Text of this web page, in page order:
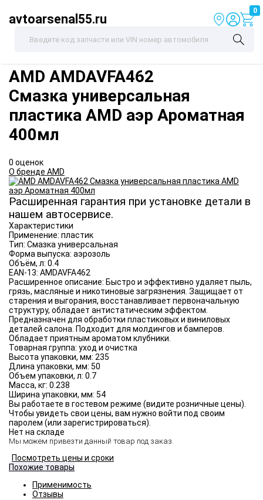
avtoarsenal55.ru
0
AMD AMDAVFA462
Смазка универсальная
пластика AMD аэр Ароматная
400мл
0 оценок
О бренде AMD
Расширенная гарантия при установке детали в
нашем автосервисе.
Характеристики
Применение: пластик
Тип: Смазка универсальная
Форма выпуска: аэрозоль
Объём, л: 0.4
EAN-13: AMDAVFA462
Расширенное описание: Быстро и эффективно удаляет пыль,
грязь, масляные и никотиновые загрязнения. Защищает от
старения и выгорания, восстанавливает первоначальную
структуру, обладает антистатическим эффектом.
Предназначен для обработки пластиковых и виниловых
деталей салона. Подходит для молдингов и бамперов.
Обладает приятным ароматом клубники.
Товарная группа: уход и очистка
Высота упаковки, мм: 235
Длина упаковки, мм: 50
Объем упаковки, л: 0.7
Масса, кг: 0.238
Ширина упаковки, мм: 54
Вы работаете в гостевом режиме (видите розничные цены).
Чтобы увидеть свои цены, вам нужно войти под своим
паролем (или зарегистрироваться).
Нет на складе
Мы можем привезти данный товар под заказ.
Посмотреть цены и сроки
Похожие товары
Применимость
Отзывы